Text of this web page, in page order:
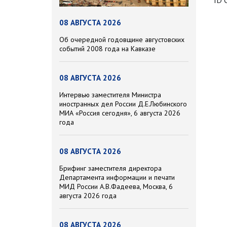
08 АВГУСТА 2026
Об очередной годовщине августовских
событий 2008 года на Кавказе
08 АВГУСТА 2026
Интервью заместителя Министра
иностранных дел России Д.Е.Любинского
МИА «Россия сегодня», 6 августа 2026
года
08 АВГУСТА 2026
Брифинг заместителя директора
Департамента информации и печати
МИД России А.В.Фадеева, Москва, 6
августа 2026 года
08 АВГУСТА 2026